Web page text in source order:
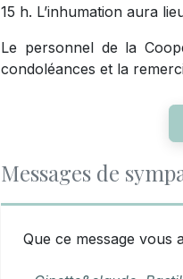
15 h. L’inhumation aura
Le personnel de la
condoléances et la
Messages de
Que ce message vous